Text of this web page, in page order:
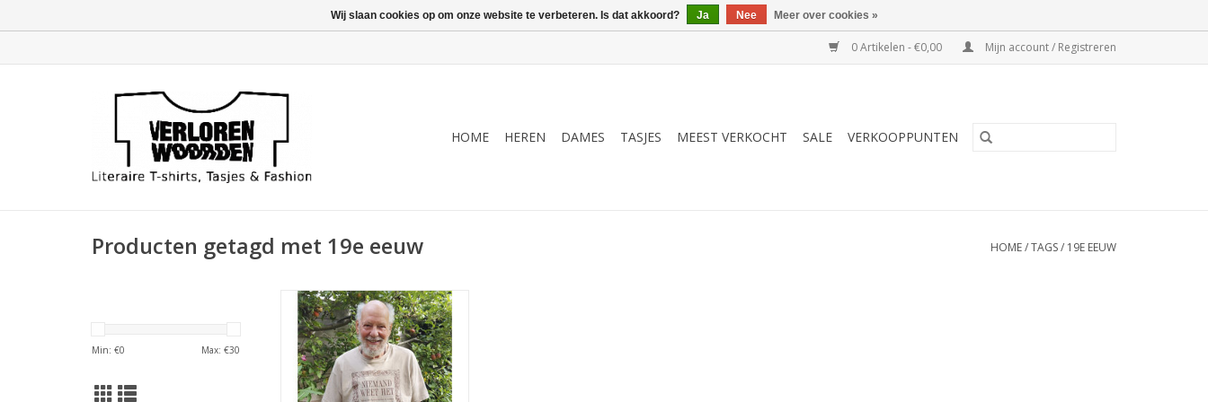
0 Artikelen - €0,00 Mijn account / Registreren
HOME HEREN DAMES TASJES MEEST VERKOCHT SALE VERKOOPPUNTEN
Producten getagd met 19e eeuw HOME/TAGS/ 19E EEUW
Min: €0 Max: €30
Fragment van Idee 415 uit ‘de
vyfde, door den auteur herziene
druk’ uit 1872 van de Ideen van
Multatuli
TOEVOEGEN AAN WINKELWAGEN
Wij slaan cookies op om onze website te verbeteren. Is dat akkoord? Ja Nee Meer over cookies »